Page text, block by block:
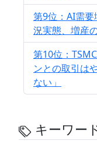
第9位：AI需
況実態、増産
第10位：
ンとの取引は
ない」
キーワー